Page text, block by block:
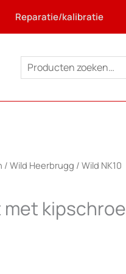
Reparatie/kalibratie
Zoeken
/ Wild Heerbrugg / Wild NK10
met